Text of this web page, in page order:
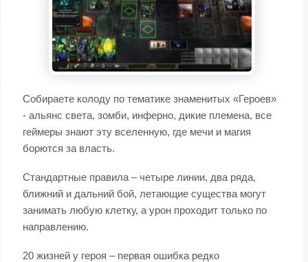
Собираете колоду по тематике знаменитых «Героев»
- альянс света, зомби, инферно, дикие племена, все
геймеры знают эту вселенную, где мечи и магия
борются за власть.
Стандартные правила – четыре линии, два ряда,
ближний и дальний бой, летающие существа могут
занимать любую клетку, а урон проходит только по
направлению.
20 жизней у героя – первая ошибка редко